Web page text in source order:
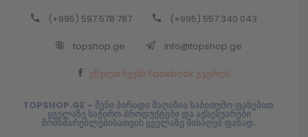
(+995) 597 578 787 (+995) 557 340 043
topshop.ge info@topshop.ge
ეწვიეთ ჩვენს Facebook გვერდს
TOPSHOP.GE – შენი პირადი მაღაზია საბითუმო ფასებით.
ყველაზე საჭირო პროდუქტები და აქსესუარები
მომხმარებლებისათვის ყველაზე მისაღებ ფასად.
Back